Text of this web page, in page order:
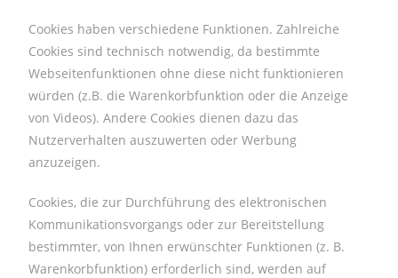
Cookies haben verschiedene Funktionen. Zahlreiche
Cookies sind technisch notwendig, da bestimmte
Webseitenfunktionen ohne diese nicht funktionieren
würden (z.B. die Warenkorbfunktion oder die Anzeige
von Videos). Andere Cookies dienen dazu das
Nutzerverhalten auszuwerten oder Werbung
anzuzeigen.
Cookies, die zur Durchführung des elektronischen
Kommunikationsvorgangs oder zur Bereitstellung
bestimmter, von Ihnen erwünschter Funktionen (z. B.
Warenkorbfunktion) erforderlich sind, werden auf